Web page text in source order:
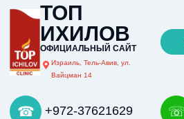
ТОП
ИХИЛОВ
ОФИЦИАЛЬНЫЙ САЙТ
Израиль, Тель-Авив, ул.
Вайцман 14
+972-37621629